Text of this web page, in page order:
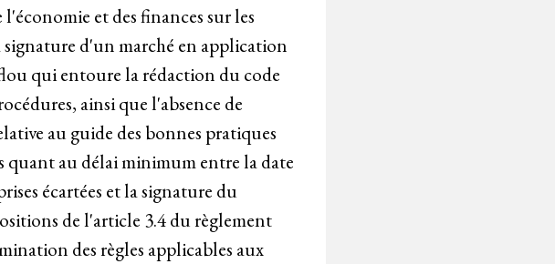
et des finances sur les
signature d'un marché en application
qui entoure la rédaction du code
ainsi que l'absence de
au guide des bonnes pratiques
quant au délai minimum entre la date
écartées et la signature du
de l'article 3.4 du règlement
des règles applicables aux